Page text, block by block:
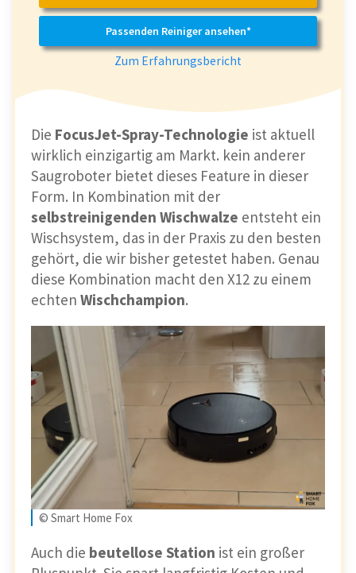
Passenden Reiniger ansehen*
Zum Erfahrungsbericht
Die FocusJet-Spray-Technologie ist aktuell
wirklich einzigartig am Markt. kein anderer
Saugroboter bietet dieses Feature in dieser
Form. In Kombination mit der
selbstreinigenden Wischwalze entsteht ein
Wischsystem, das in der Praxis zu den besten
gehört, die wir bisher getestet haben. Genau
diese Kombination macht den X12 zu einem
echten Wischchampion.
© Smart Home Fox
Auch die beutellose Station ist ein großer